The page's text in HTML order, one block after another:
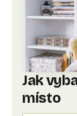
Jak
místo